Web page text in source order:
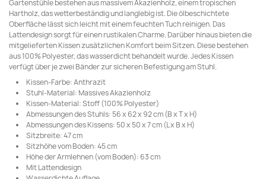
Gartenstühle bestehen aus massivem Akazienholz, einem tropischen
Hartholz, das wetterbeständig und langlebig ist. Die ölbeschichtete
Oberfläche lässt sich leicht mit einem feuchten Tuch reinigen. Das
Lattendesign sorgt für einen rustikalen Charme. Darüber hinaus bieten die
mitgelieferten Kissen zusätzlichen Komfort beim Sitzen. Diese bestehen
aus 100% Polyester, das wasserdicht behandelt wurde. Jedes Kissen
verfügt über je zwei Bänder zur sicheren Befestigung am Stuhl.
Kissen-Farbe: Anthrazit
Stuhl-Material: Massives Akazienholz
Kissen-Material: Stoff (100% Polyester)
Abmessungen des Stuhls: 56 x 62 x 92 cm (B x T x H)
Abmessungen des Kissens: 50 x 50 x 7 cm (L x B x H)
Sitzbreite: 47 cm
Sitzhöhe vom Boden: 45 cm
Höhe der Armlehnen (vom Boden): 63 cm
Mit Lattendesign